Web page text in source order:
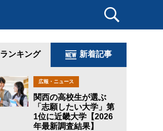
ランキング 新着記事
広報・ニュース
関西の高校生が選ぶ
「志願したい大学」第
1位に近畿大学【2026
年最新調査結果】